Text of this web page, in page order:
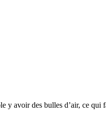
y avoir des bulles d’air, ce